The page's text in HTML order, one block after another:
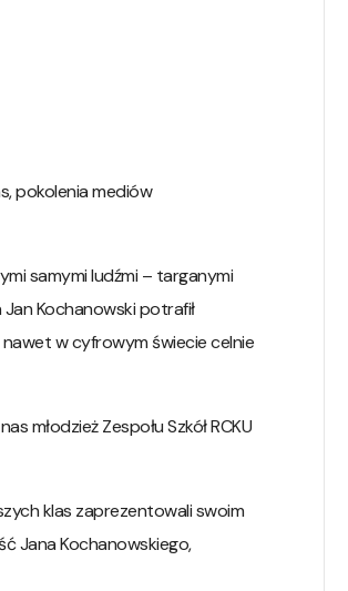
pokolenia mediów
samymi ludźmi – targanymi
Kochanowski potrafił
w cyfrowym świecie celnie
młodzież Zespołu Szkół RCKU
klas zaprezentowali swoim
Jana Kochanowskiego,